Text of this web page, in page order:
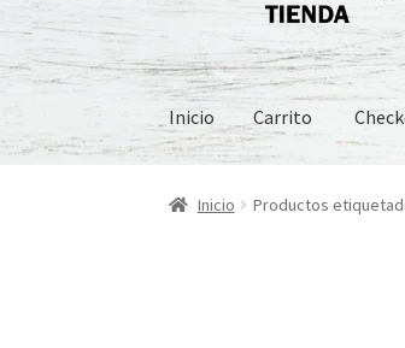
Inicio Carrito
Inicio Carrito Checkout
Inicio Productos